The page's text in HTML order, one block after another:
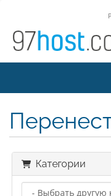
Категории